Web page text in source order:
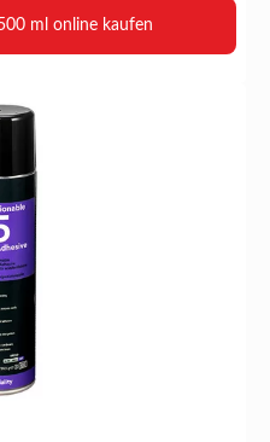
ml online kaufen